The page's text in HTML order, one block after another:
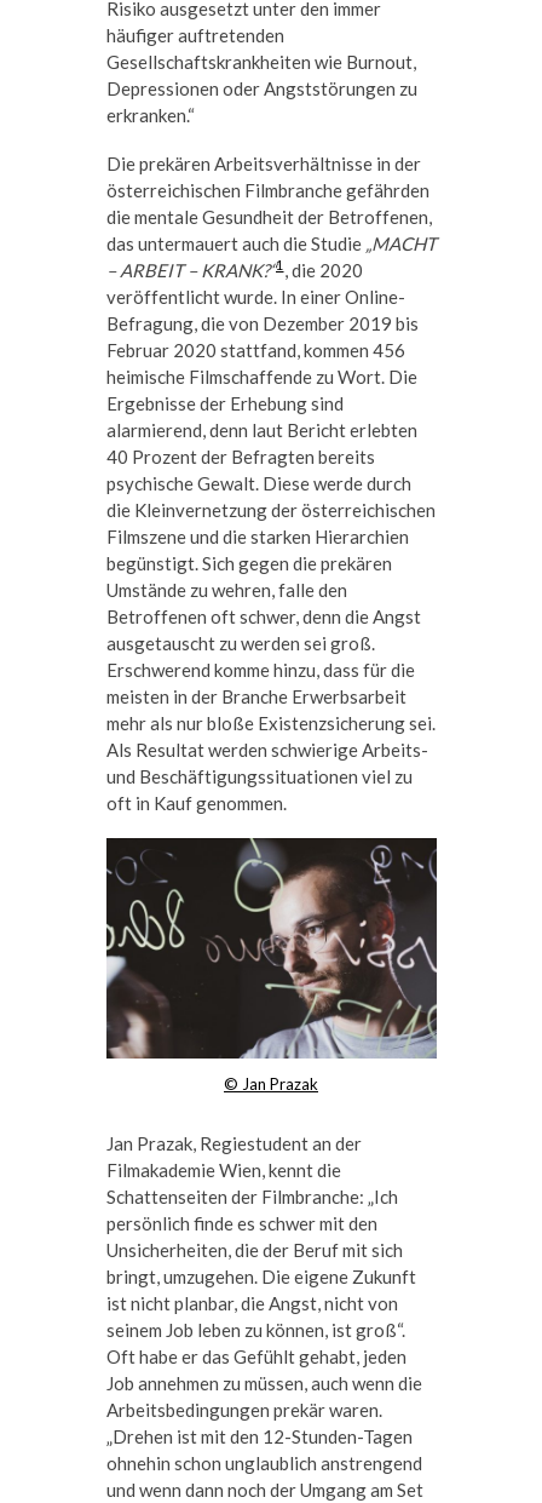
Risiko ausgesetzt unter den immer
häufiger auftretenden
Gesellschaftskrankheiten wie Burnout,
Depressionen oder Angststörungen zu
erkranken.“
Die prekären Arbeitsverhältnisse in der
österreichischen Filmbranche gefährden
die mentale Gesundheit der Betroffenen,
das untermauert auch die Studie „MACHT
– ARBEIT – KRANK?“1, die 2020
veröffentlicht wurde. In einer Online-
Befragung, die von Dezember 2019 bis
Februar 2020 stattfand, kommen 456
heimische Filmschaffende zu Wort. Die
Ergebnisse der Erhebung sind
alarmierend, denn laut Bericht erlebten
40 Prozent der Befragten bereits
psychische Gewalt. Diese werde durch
die Kleinvernetzung der österreichischen
Filmszene und die starken Hierarchien
begünstigt. Sich gegen die prekären
Umstände zu wehren, falle den
Betroffenen oft schwer, denn die Angst
ausgetauscht zu werden sei groß.
Erschwerend komme hinzu, dass für die
meisten in der Branche Erwerbsarbeit
mehr als nur bloße Existenzsicherung sei.
Als Resultat werden schwierige Arbeits-
und Beschäftigungssituationen viel zu
oft in Kauf genommen.
© Jan Prazak
Jan Prazak, Regiestudent an der
Filmakademie Wien, kennt die
Schattenseiten der Filmbranche: „Ich
persönlich finde es schwer mit den
Unsicherheiten, die der Beruf mit sich
bringt, umzugehen. Die eigene Zukunft
ist nicht planbar, die Angst, nicht von
seinem Job leben zu können, ist groß“.
Oft habe er das Gefühlt gehabt, jeden
Job annehmen zu müssen, auch wenn die
Arbeitsbedingungen prekär waren.
„Drehen ist mit den 12-Stunden-Tagen
ohnehin schon unglaublich anstrengend
und wenn dann noch der Umgang am Set